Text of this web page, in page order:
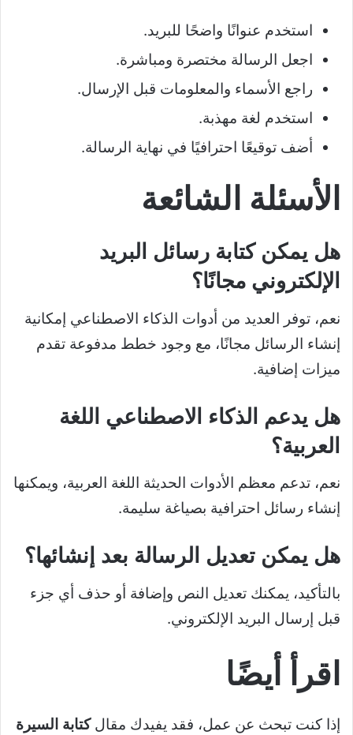
استخدم عنوانًا واضحًا للبريد.
اجعل الرسالة مختصرة ومباشرة.
راجع الأسماء والمعلومات قبل الإرسال.
استخدم لغة مهذبة.
أضف توقيعًا احترافيًا في نهاية الرسالة.
الأسئلة الشائعة
هل يمكن كتابة رسائل البريد
الإلكتروني مجانًا؟
نعم، توفر العديد من أدوات الذكاء الاصطناعي إمكانية
إنشاء الرسائل مجانًا، مع وجود خطط مدفوعة تقدم
ميزات إضافية.
هل يدعم الذكاء الاصطناعي اللغة
العربية؟
نعم، تدعم معظم الأدوات الحديثة اللغة العربية، ويمكنها
إنشاء رسائل احترافية بصياغة سليمة.
هل يمكن تعديل الرسالة بعد إنشائها؟
بالتأكيد، يمكنك تعديل النص وإضافة أو حذف أي جزء
قبل إرسال البريد الإلكتروني.
اقرأ أيضًا
إذا كنت تبحث عن عمل، فقد يفيدك مقالكتابة السيرة